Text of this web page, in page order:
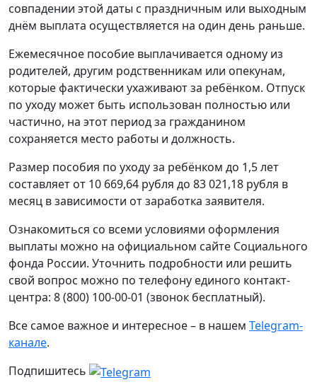
совпадении этой даты с праздничным или выходным
днём выплата осуществляется на один день раньше.
Ежемесячное пособие выплачивается одному из
родителей, другим родственникам или опекунам,
которые фактически ухаживают за ребёнком. Отпуск
по уходу может быть использован полностью или
частично, на этот период за гражданином
сохраняется место работы и должность.
Размер пособия по уходу за ребёнком до 1,5 лет
составляет от 10 669,64 рубля до 83 021,18 рубля в
месяц в зависимости от заработка заявителя.
Ознакомиться со всеми условиями оформления
выплаты можно на официальном сайте Социального
фонда России. Уточнить подробности или решить
свой вопрос можно по телефону единого контакт-
центра: 8 (800) 100-00-01 (звонок бесплатный).
Все самое важное и интересное – в нашем Telegram-
канале.
Подпишитесь